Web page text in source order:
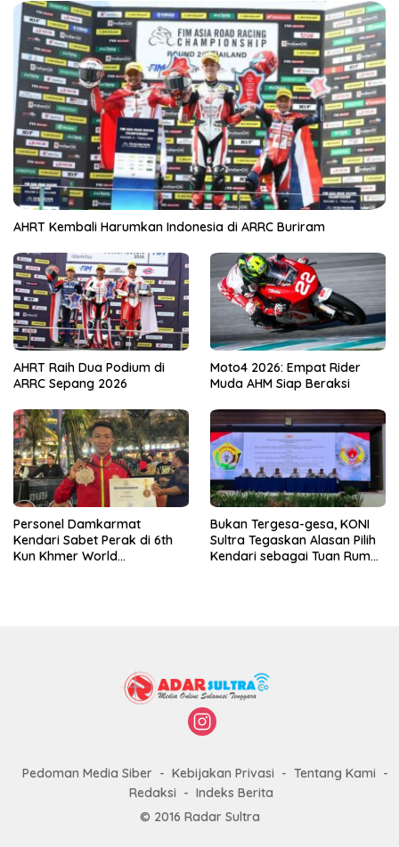
AHRT Kembali Harumkan Indonesia di ARRC Buriram
AHRT Raih Dua Podium di
ARRC Sepang 2026
Moto4 2026: Empat Rider
Muda AHM Siap Beraksi
Personel Damkarmat
Kendari Sabet Perak di 6th
Kun Khmer World
Bukan Tergesa-gesa, KONI
Sultra Tegaskan Alasan Pilih
Kendari sebagai Tuan Rumah
Pedoman Media Siber Kebijakan Privasi
Tentang Kami
Redaksi
Indeks Berita
© 2016 Radar Sultra